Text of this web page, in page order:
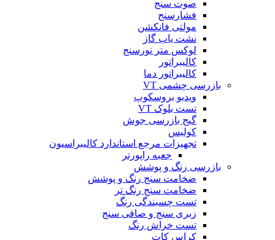
صوت سنج
فشارسنج
مولتی فانکشن
نشت یاب گاز
لوکس متر نورسنج
کالیبراتور
کالیبراتور دما
بازرسی چشمی VT
ویدیو بروسکوپ
تست بلوک VT
گیج بازرسی جوش
کولیس
تجهیزات مرجع استاندارد کالیبراسیون
جعبه راپورتر
بازرسی رنگ و پوشش
ضخامت سنج رنگ و پوشش
ضخامت سنج رنگ تر
تست چسبندگی رنگ
زبری سنج و صافی سنج
تست خراش رنگ
کراس کات